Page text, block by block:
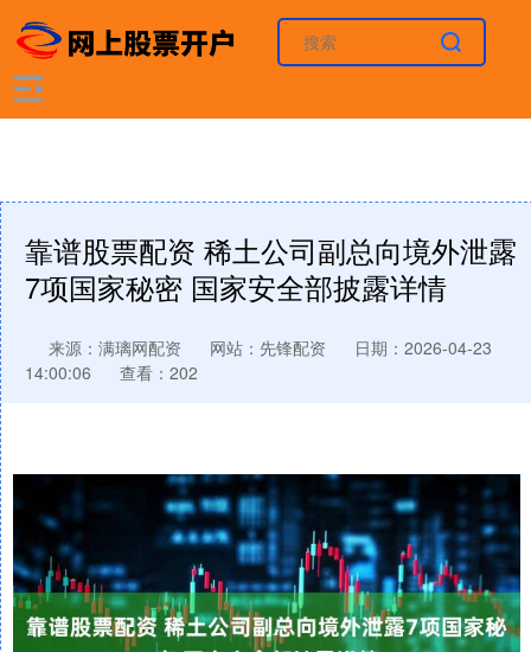
靠谱股票配资 稀土公司副总向境外泄露
7项国家秘密 国家安全部披露详情
来源：满璃网配资 网站：先锋配资
日期：2026-04-23
14:00:06
查看：202